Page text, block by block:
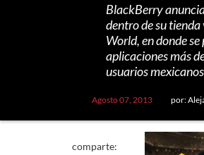
BlackBerry
dentro de su
World, en donde
aplicaciones más
usuarios
Agosto 07, 2013 por:
comparte: